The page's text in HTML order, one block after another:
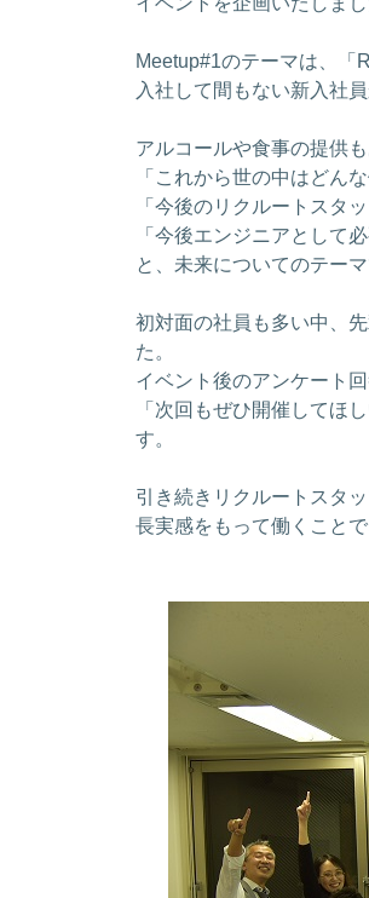
Meetup#1のテーマは、「
入社して間もない新入社
アルコールや食事の提供
「これから世の中はどん
「今後のリクルートスタ
「今後エンジニアとして
と、未来についてのテー
初対面の社員も多い中、
た。
イベント後のアンケート
「次回もぜひ開催してほ
す。
引き続きリクルートスタ
長実感をもって働くこと